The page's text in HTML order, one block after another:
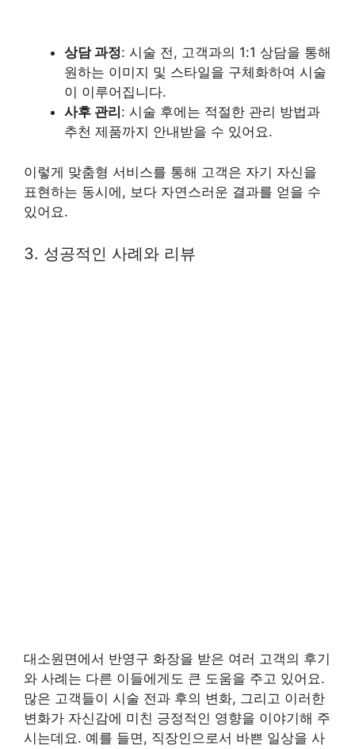
상담 과정: 시술 전, 고객과의 1:1 상담을 통해
원하는 이미지 및 스타일을 구체화하여 시술
이 이루어집니다.
사후 관리 : 시술 후에는 적절한 관리 방법과
추천 제품까지 안내받을 수 있어요.
이렇게 맞춤형 서비스를 통해 고객은 자기 자신을
표현하는 동시에, 보다 자연스러운 결과를 얻을 수
있어요.
3. 성공적인 사례와 리뷰
대소원면에서 반영구 화장을 받은 여러 고객의 후기
와 사례는 다른 이들에게도 큰 도움을 주고 있어요.
많은 고객들이 시술 전과 후의 변화, 그리고 이러한
변화가 자신감에 미친 긍정적인 영향을 이야기해 주
시는데요. 예를 들면, 직장인으로서 바쁜 일상을 사